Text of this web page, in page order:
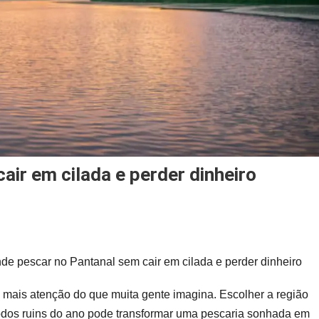
em cilada e perder dinheiro
pescar no Pantanal sem cair em cilada e perder dinheiro
atenção do que muita gente imagina. Escolher a região
ruins do ano pode transformar uma pescaria sonhada em